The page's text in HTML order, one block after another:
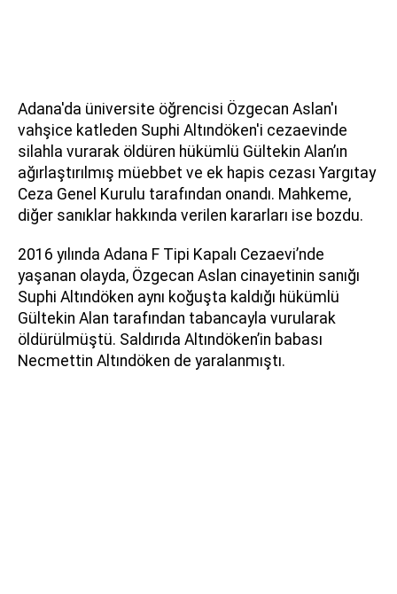
Adana'da üniversite öğrencisi Özgecan Aslan'ı
vahşice katleden Suphi Altındöken'i cezaevinde
silahla vurarak öldüren hükümlü Gültekin Alan’ın
ağırlaştırılmış müebbet ve ek hapis cezası Yargıtay
Ceza Genel Kurulu tarafından onandı. Mahkeme,
diğer sanıklar hakkında verilen kararları ise bozdu.
2016 yılında Adana F Tipi Kapalı Cezaevi’nde
yaşanan olayda, Özgecan Aslan cinayetinin sanığı
Suphi Altındöken aynı koğuşta kaldığı hükümlü
Gültekin Alan tarafından tabancayla vurularak
öldürülmüştü. Saldırıda Altındöken’in babası
Necmettin Altındöken de yaralanmıştı.